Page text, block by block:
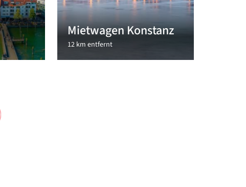
Mietwagen Konstanz
12 km entfernt